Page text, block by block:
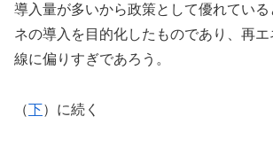
導入量が多いから政策として優れてい
ネの導入を目的化したものであり、再エ
線に偏りすぎであろう。
（下）に続く